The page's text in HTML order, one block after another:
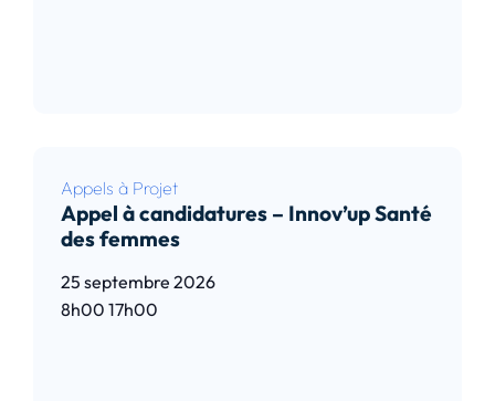
Appels à Projet
Appel à candidatures – Innov’up Santé
des femmes
25 septembre 2026
8h00 17h00